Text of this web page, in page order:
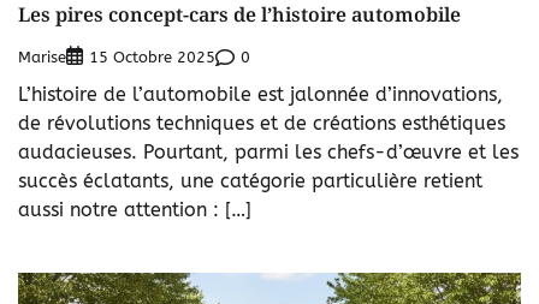
Les pires concept-cars de l’histoire automobile
Marise 15 Octobre 2025 0
L’histoire de l’automobile est jalonnée d’innovations,
de révolutions techniques et de créations esthétiques
audacieuses. Pourtant, parmi les chefs-d’œuvre et les
succès éclatants, une catégorie particulière retient
aussi notre attention : […]